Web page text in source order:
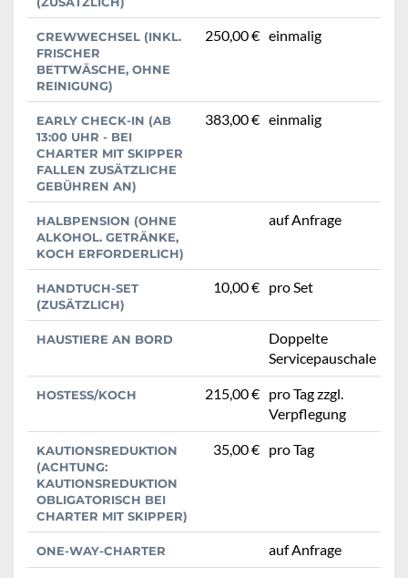
CREWWECHSEL (INKL.
FRISCHER
BETTWÄSCHE, OHNE
REINIGUNG)
250,00 € einmalig
EARLY CHECK-IN (AB
13:00 UHR - BEI
CHARTER MIT SKIPPER
FALLEN ZUSÄTZLICHE
GEBÜHREN AN)
383,00 € einmalig
HALBPENSION (OHNE
ALKOHOL. GETRÄNKE,
KOCH ERFORDERLICH)
auf Anfrage
HANDTUCH-SET
(ZUSÄTZLICH)
10,00 € pro Set
HAUSTIERE AN BORD
Doppelte
Servicepauschale
HOSTESS/KOCH 215,00 € pro Tag zzgl.
Verpflegung
KAUTIONSREDUKTION
(ACHTUNG:
KAUTIONSREDUKTION
OBLIGATORISCH BEI
CHARTER MIT SKIPPER)
35,00 € pro Tag
ONE-WAY-CHARTER auf Anfrage